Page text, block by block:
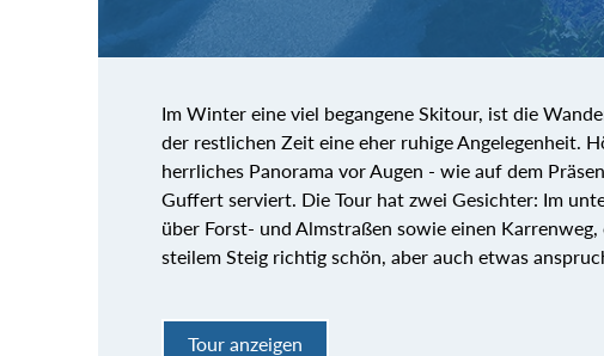
Im Winter eine viel begangene Skitour, ist die
der restlichen Zeit eine eher ruhige Angelegenheit.
herrliches Panorama vor Augen - wie auf dem
Guffert serviert. Die Tour hat zwei Gesichter: Im
über Forst- und Almstraßen sowie einen
steilem Steig richtig schön, aber auch etwas
Tour anzeigen